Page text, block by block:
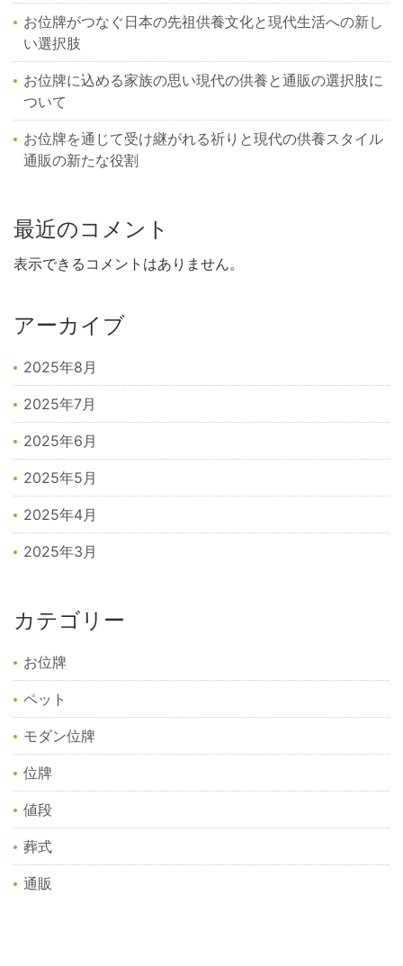
お位牌がつなぐ日本の先祖供養文化と現代生活への新し
い選択肢
お位牌に込める家族の思い現代の供養と通販の選択肢に
ついて
お位牌を通じて受け継がれる祈りと現代の供養スタイル
通販の新たな役割
最近のコメント
表示できるコメントはありません。
アーカイブ
2025年8月
2025年7月
2025年6月
2025年5月
2025年4月
2025年3月
カテゴリー
お位牌
ペット
モダン位牌
位牌
値段
葬式
通販